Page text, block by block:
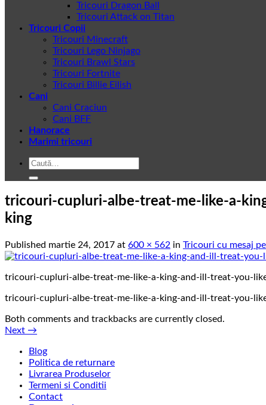
Tricouri Dragon Ball
Tricouri Attack on Titan
Tricouri Copii
Tricouri Minecraft
Tricouri Lego Ninjago
Tricouri Brawl Stars
Tricouri Fortnite
Tricouri Billie Eilish
Cani
Cani Craciun
Cani BFF
Hanorace
Marimi tricouri
Caută
tricouri-cupluri-albe-treat-me-like-a-
king
Published martie 24, 2017 at 600 × 562 in Tricouri cu mesaj
tricouri-cupluri-albe-treat-me-like-a-king-and-ill-treat-you-
tricouri-cupluri-albe-treat-me-like-a-king-and-ill-treat-you-
Both comments and trackbacks are currently closed.
Next →
Blog
Politica de returnare
Livrarea Produselor
Termeni si Conditii
Contact